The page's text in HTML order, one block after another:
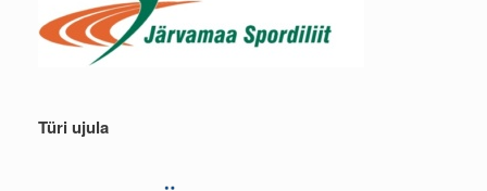
Türi ujula